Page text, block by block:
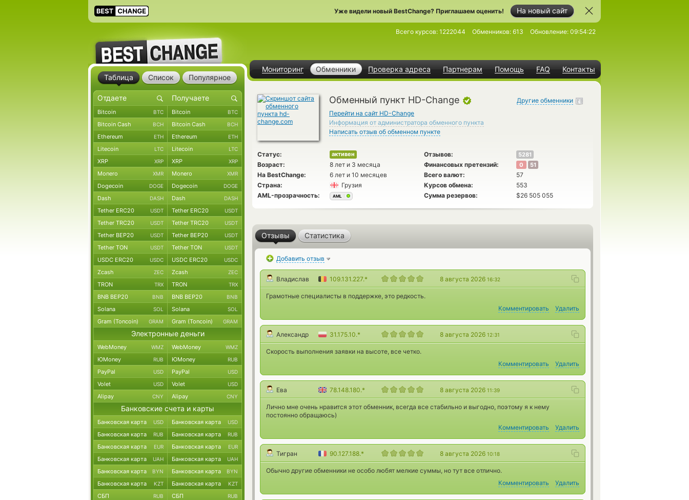
На новый сайт
Уже видели новый BestChange? Приглашаем оценить!
Мониторинг Обменники Проверка адреса Партнерам Помощь FAQ Контакты
Всего курсов: 1222044 Обменников: 613 Обновление: 09:54:22
Обменный пункт HD-Change
Перейти на сайт HD-Change
Информация от администратора обменного пункта
Написать отзыв об обменном пункте
Другие обменники
Статус: активен Отзывов: 5281
Возраст: 8 лет и 3 месяца Финансовых претензий: 0 51
На BestChange: 6 лет и 10 месяцев Всего валют:
57
Страна:
Грузия Курсов обмена:
553
AML-прозрачность:
AML Сумма резервов: $26 505 055
Отзывы Статистика
Добавить отзыв
Владислав 109.131.227.* 8 августа 2026 16:32
Грамотные специалисты в поддержке, это редкость.
Комментировать
Удалить
Александр 31.175.10.* 8 августа 2026 12:31
Скорость выполнения заявки на высоте, все четко.
Комментировать
Удалить
Ева 78.148.180.* 8 августа 2026 11:39
Лично мне очень нравится этот обменник, всегда все стабильно и выгодно, поэтому я к нему
постоянно обращаюсь)
Комментировать
Удалить
Тигран 90.127.188.* 8 августа 2026 10:18
Обычно другие обменники не особо любят мелкие суммы, но тут все отлично.
Комментировать
Удалить
Таблица Список Популярное
Bitcoin BTC Bitcoin BTC
Bitcoin Cash BCH Bitcoin Cash BCH
Ethereum ETH Ethereum ETH
Litecoin LTC Litecoin LTC
XRP XRP XRP XRP
Monero XMR Monero XMR
Dogecoin DOGE Dogecoin DOGE
Dash DASH Dash DASH
Tether ERC20 USDT Tether ERC20 USDT
Tether TRC20 USDT Tether TRC20 USDT
Tether BEP20 USDT Tether BEP20 USDT
Tether TON USDT Tether TON USDT
USDC ERC20 USDC USDC ERC20 USDC
Zcash ZEC Zcash ZEC
TRON TRX TRON TRX
BNB BEP20 BNB BNB BEP20 BNB
Solana SOL Solana SOL
Gram (Toncoin) GRAM Gram (Toncoin) GRAM
Электронные деньги
WebMoney WMZ WebMoney WMZ
ЮMoney RUB ЮMoney RUB
PayPal USD PayPal USD
Volet USD Volet USD
Alipay CNY Alipay CNY
Банковские счета и карты
Банковская карта USD Банковская карта USD
Банковская карта RUB Банковская карта RUB
Банковская карта EUR Банковская карта EUR
Банковская карта UAH Банковская карта UAH
Банковская карта BYN Банковская карта BYN
Банковская карта KZT Банковская карта KZT
СБП RUB СБП RUB